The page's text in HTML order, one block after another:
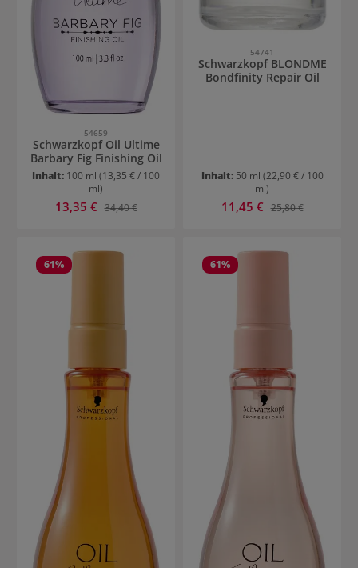
54659
Schwarzkopf Oil Ultime
Barbary Fig Finishing Oil
Inhalt: 100 ml (13,35 € / 100
ml)
Verkaufspreis:
13,35 € Regulärer Preis:
34,40 €
54741
Schwarzkopf BLONDME
Bondfinity Repair Oil
Inhalt: 50 ml (22,90 € / 100
ml)
Verkaufspreis:
11,45 € Regulärer Preis:
25,80 €
61% 61%